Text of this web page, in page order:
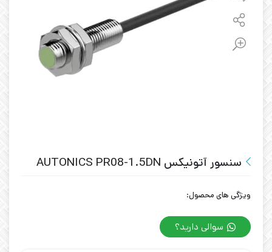
سنسور آتونیکس AUTONICS PR08-1.5DN
ویژگی های محصول:
سوالی دارید؟